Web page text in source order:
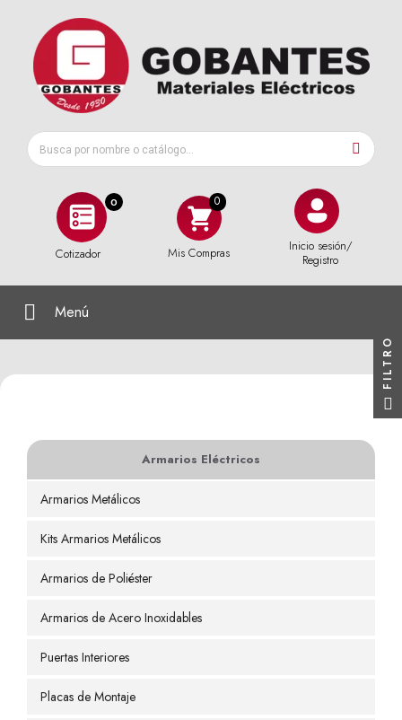
0
Cotizador Mis Compras
Inicio sesión/
Registro
Menú
Armarios Eléctricos
Armarios Metálicos
Kits Armarios Metálicos
Armarios de Poliéster
Armarios de Acero Inoxidables
Puertas Interiores
Placas de Montaje
FILTRO